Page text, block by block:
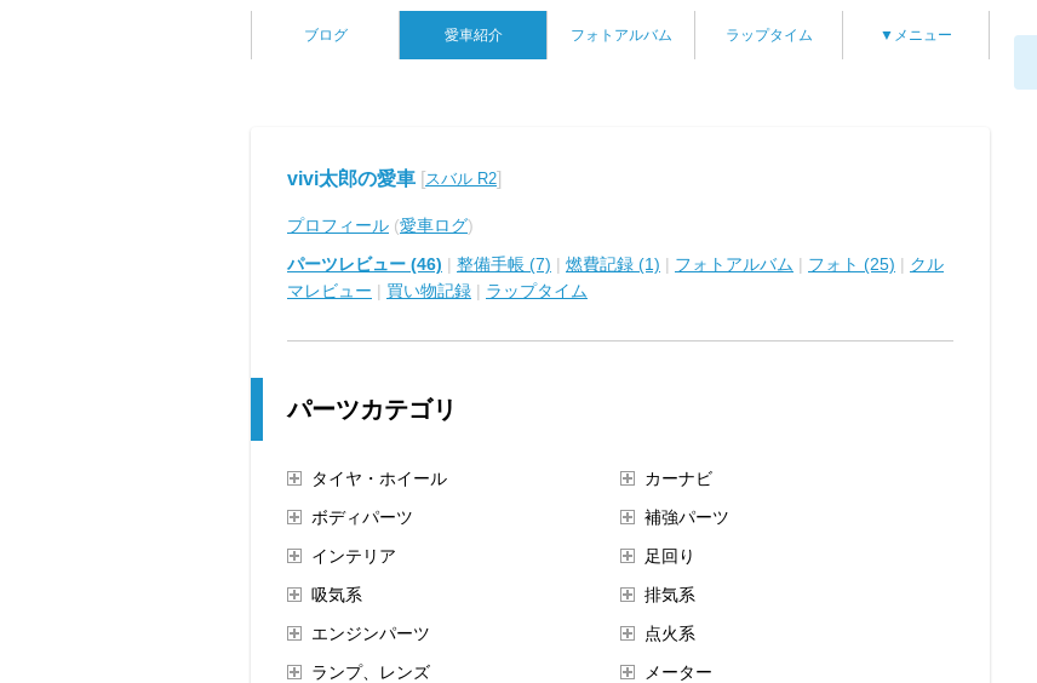
ブログ 愛車紹介 フォトアルバム ラップタイム ▼メニュー
vivi太郎の愛車 [スバル R2]
プロフィール (愛車ログ)
パーツレビュー (46) | 整備手帳 (7) | 燃費記録 (1) | フォトアルバム | フォト (25) | クル
マレビュー | 買い物記録 | ラップタイム
パーツカテゴリ
タイヤ・ホイール
ボディパーツ
インテリア
吸気系
エンジンパーツ
ランプ、レンズ
カーナビ
補強パーツ
足回り
排気系
点火系
メーター